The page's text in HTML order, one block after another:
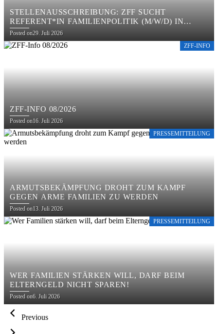
STELLENAUSSCHREIBUNG: ZFF SUCHT
REFERENT*IN FAMILIENPOLITIK (M/W/D) IN
VOLLZEITNAHER TEILZEIT
Posted on29. Juli 2026
ZFF-INFO
ZFF-INFO 08/2026
Posted on16. Juli 2026
PRESSEMITTEILUNG
ARMUTSBEKÄMPFUNG DROHT ZUM KAMPF
GEGEN ARME FAMILIEN ZU WERDEN
Posted on13. Juli 2026
PRESSEMITTEILUNG
WER FAMILIEN STÄRKEN WILL, DARF BEIM
ELTERNGELD NICHT SPAREN!
Posted on6. Juli 2026
Previous